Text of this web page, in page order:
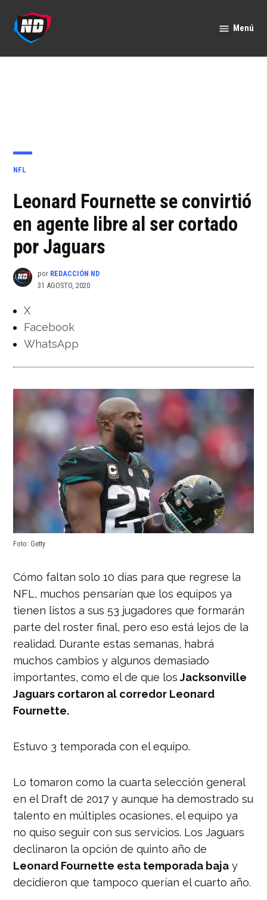
contenido
Menú
PUBLICADO
NFL
Leonard Fournette se convirtió
en agente libre al ser cortado
por Jaguars
por REDACCIÓN ND
31 AGOSTO, 2020
X
Facebook
WhatsApp
Foto: Getty
Cómo faltan solo 10 días para que regrese la
NFL, muchos pensarían que los equipos ya
tienen listos a sus 53 jugadores que formarán
parte del roster final, pero eso está lejos de la
realidad. Durante estas semanas, habrá
muchos cambios y algunos demasiado
importantes, como el de que los Jacksonville
Jaguars cortaron al corredor Leonard
Fournette.
Estuvo 3 temporada con el equipo.
Lo tomaron como la cuarta selección general
en el Draft de 2017 y aunque ha demostrado su
talento en múltiples ocasiones, el equipo ya
no quiso seguir con sus servicios. LosJaguars
declinaron la opción de quinto año de
Leonard Fournette esta temporada baja y
decidieron que tampoco querían el cuarto año.